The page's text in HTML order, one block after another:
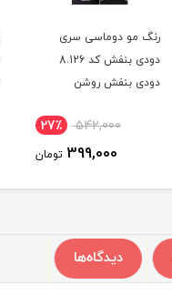
رنگ مو دوماسی سری
دودی بنفش کد 8.126
دودی بنفش روشن
542,000 27٪
399,000 تومان
دیدگاه‌ها